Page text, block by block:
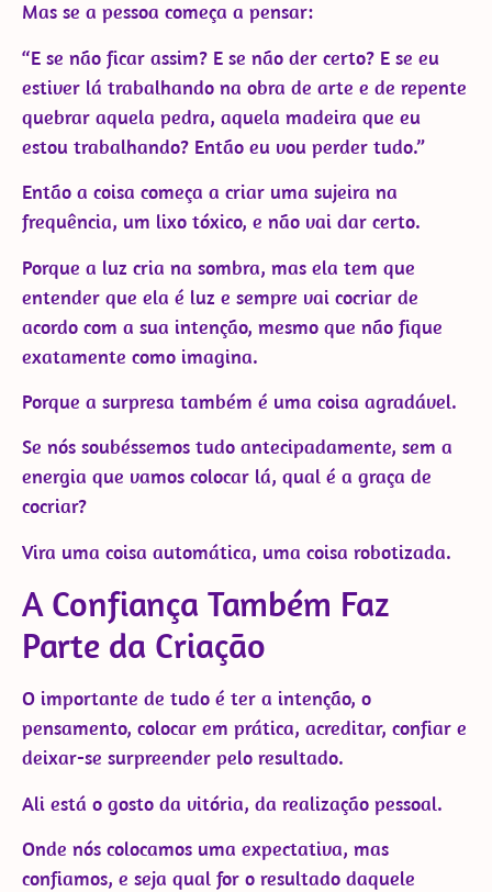
Mas se a pessoa começa a pensar:
“E se não ficar assim? E se não der certo? E se eu
estiver lá trabalhando na obra de arte e de repente
quebrar aquela pedra, aquela madeira que eu
estou trabalhando? Então eu vou perder tudo.”
Então a coisa começa a criar uma sujeira na
frequência, um lixo tóxico, e não vai dar certo.
Porque a luz cria na sombra, mas ela tem que
entender que ela é luz e sempre vai cocriar de
acordo com a sua intenção, mesmo que não fique
exatamente como imagina.
Porque a surpresa também é uma coisa agradável.
Se nós soubéssemos tudo antecipadamente, sem a
energia que vamos colocar lá, qual é a graça de
cocriar?
Vira uma coisa automática, uma coisa robotizada.
A Confiança Também Faz
Parte da Criação
O importante de tudo é ter a intenção, o
pensamento, colocar em prática, acreditar, confiar e
deixar-se surpreender pelo resultado.
Ali está o gosto da vitória, da realização pessoal.
Onde nós colocamos uma expectativa, mas
confiamos, e seja qual for o resultado daquele